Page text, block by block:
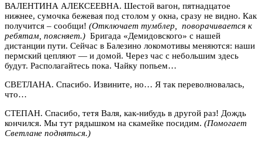
ВАЛЕНТИНА АЛЕКСЕЕВНА. Шестой вагон, пятнадцатое
нижнее, сумочка бежевая под столом у окна, сразу не видно. Как
получится – сообщи! (Отключает тумблер, поворачивается к
ребятам, поясняет.) Бригада «Демидовского» с нашей
дистанции пути. Сейчас в Балезино локомотивы меняются: наши
пермский цепляют — и домой. Через час с небольшим здесь
будут. Располагайтесь пока. Чайку попьем…
СВЕТЛАНА. Спасибо. Извините, но… Я так переволновалась,
что…
СТЕПАН. Спасибо, тетя Валя, как-нибудь в другой раз! Дождь
кончился. Мы тут рядышком на скамейке посидим. (Помогает
Светлане подняться.)